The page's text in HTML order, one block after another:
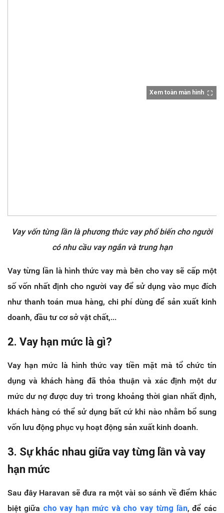
Xem toàn màn hình
Vay vốn từng lần là phương thức vay phổ biến cho người
có nhu cầu vay ngắn và trung hạn
Vay từng lần là hình thức vay mà bên cho vay sẽ cấp một
số vốn nhất định cho người vay để sử dụng vào mục đích
như thanh toán mua hàng, chi phí dùng để sản xuất kinh
doanh, đầu tư cơ sở vật chất,...
2. Vay hạn mức là gì?
Vay hạn mức là hình thức vay tiền mặt mà tổ chức tín
dụng và khách hàng đã thỏa thuận và xác định một dư
mức dư nợ được duy trì trong khoảng thời gian nhất định,
khách hàng có thể sử dụng bất cứ khi nào nhằm bổ sung
vốn lưu động phục vụ hoạt động sản xuất kinh doanh.
3. Sự khác nhau giữa vay từng lần và vay
hạn mức
Sau đây Haravan sẽ đưa ra một vài so sánh về điểm khác
biệt giữa cho vay hạn mức và cho vay từng lần, để các